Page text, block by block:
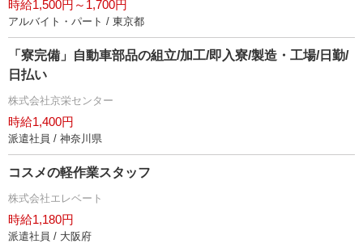
時給1,500円～1,700円
アルバイト・パート / 東京都
「寮完備」自動車部品の組立/加工/即入寮/製造・工場/日勤/
日払い
株式会社京栄センター
時給1,400円
派遣社員 / 神奈川県
コスメの軽作業スタッフ
株式会社エレベート
時給1,180円
派遣社員 / 大阪府